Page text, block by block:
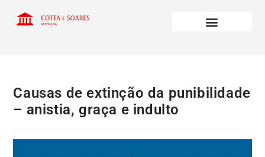
Causas de extinção da punibilidade
– anistia, graça e indulto